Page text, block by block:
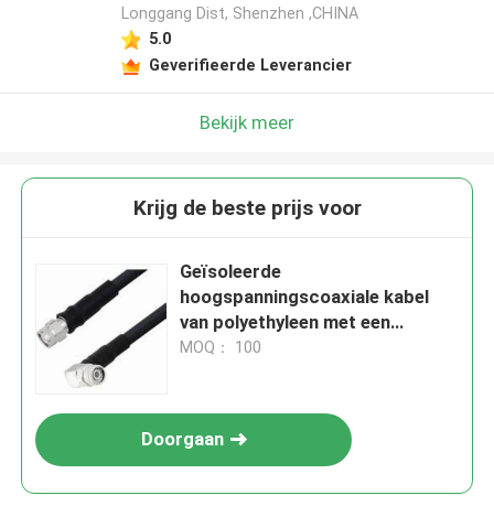
Longgang Dist, Shenzhen ,CHINA
5.0
Geverifieerde Leverancier
Bekijk meer
Krijg de beste prijs voor
Geïsoleerde
hoogspanningscoaxiale kabel
van polyethyleen met een
impedantie van minder dan 30
MOQ： 100
Doorgaan